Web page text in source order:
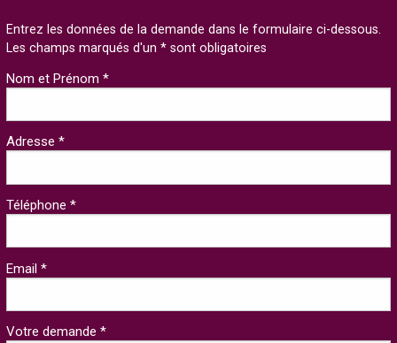
Entrez les données de la demande dans le formulaire ci-dessous.
Les champs marqués d'un * sont obligatoires
Nom et Prénom *
Adresse *
Téléphone *
Email *
Votre demande *